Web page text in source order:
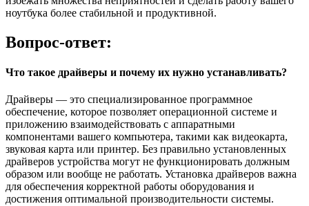
ноутбука более стабильной и продуктивной.
Вопрос-ответ:
Что такое драйверы и почему их нужно устанавливать?
Драйверы — это специализированное программное
обеспечение, которое позволяет операционной системе и
приложению взаимодействовать с аппаратными
компонентами вашего компьютера, такими как видеокарта,
звуковая карта или принтер. Без правильно установленных
драйверов устройства могут не функционировать должным
образом или вообще не работать. Установка драйверов важна
для обеспечения корректной работы оборудования и
достижения оптимальной производительности системы.